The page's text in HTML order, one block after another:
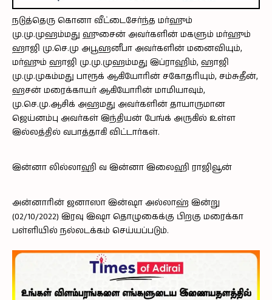
நடுத்தெரு கொனா வீட்டைசேர்ந்த மர்ஹும்
மு.மு.முஹம்மது ஹுசைன் அவர்களின் மகளும் மர்ஹும்
ஹாஜி மு.செ.மு அபூஹனீபா அவர்களின் மனைவியும்,
மர்ஹும் ஹாஜி மு.மு.முஹம்மது இப்ராஹிம், ஹாஜி
மு.மு.முகம்மது பாரூக் ஆகியோரின் சகோதரியும், சம்சுதீன்,
ஹசன் மரைக்காயர் ஆகியோரின் மாமியாவும்,
மு.செ.மு.ஆசிக் அஹமது அவர்களின் தாயாருமான
ஜெய்னம்பு அவர்கள் இந்தியன் பேங்க் அருகில் உள்ள
இல்லத்தில் வபாத்தாகி விட்டார்கள்.
இன்னா லில்லாஹி வ இன்னா இலைஹி ராஜிவூன்
அன்னாரின் ஜனாஸா இன்ஷா அல்லாஹ் இன்று
(02/10/2022) இரவு இஷா தொழுகைக்கு பிறகு மரைக்கா
பள்ளியில் நல்லடக்கம் செய்யப்படும்.